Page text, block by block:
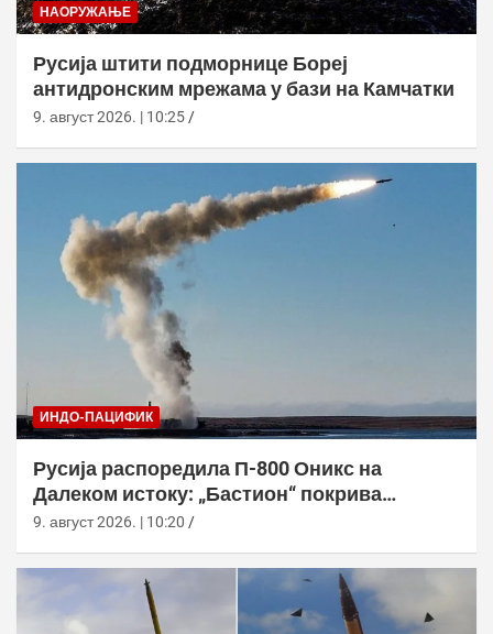
НАОРУЖАЊЕ
Русија штити подморнице Бореј
антидронским мрежама у бази на Камчатки
9. август 2026. | 10:25
ИНДО-ПАЦИФИК
Русија распоредила П-800 Оникс на
Далеком истоку: „Бастион“ покрива
Куриле, Камчатку и Чукотку
9. август 2026. | 10:20